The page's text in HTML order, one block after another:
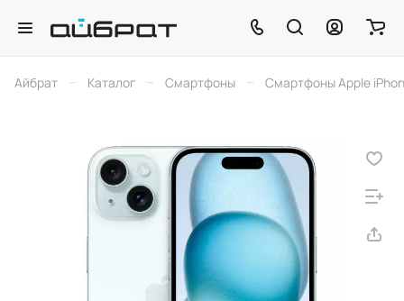
Айбрат – Каталог – Смартфоны – Смартфоны Apple